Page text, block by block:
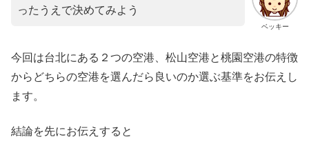
ベッキー
ったうえで決めてみよう
今回は台北にある２つの空港、松山空港と桃園空港の特徴
からどちらの空港を選んだら良いのか選ぶ基準をお伝えし
ます。
結論を先にお伝えすると